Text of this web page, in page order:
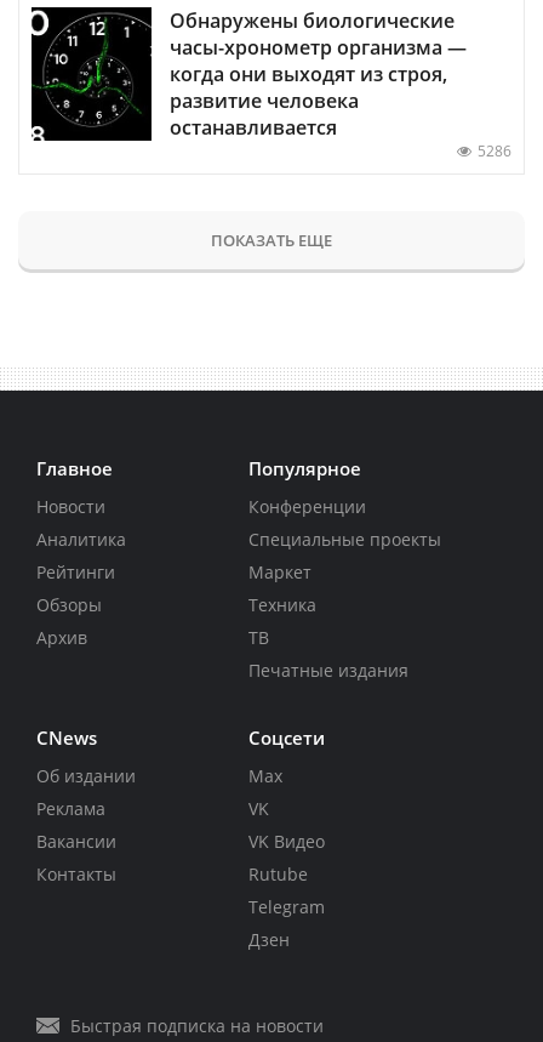
Обнаружены биологические
часы-хронометр организма —
когда они выходят из строя,
развитие человека
останавливается
5286
ПОКАЗАТЬ ЕЩЕ
Главное
Новости
Аналитика
Рейтинги
Обзоры
Архив
Популярное
Конференции
Специальные проекты
Маркет
Техника
ТВ
Печатные издания
CNews
Об издании
Реклама
Вакансии
Контакты
Соцсети
Max
VK
VK Видео
Rutube
Telegram
Дзен
Быстрая подписка на новости